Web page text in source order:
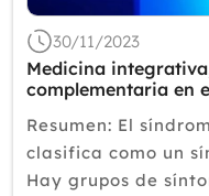
30/11/2023
Medicina
complementaria en
Resumen: El
clasifica como un
Hay grupos de